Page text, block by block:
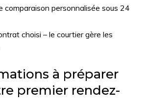
comparaison personnalisée sous 24
choisi – le courtier gère les
à préparer
premier rendez-